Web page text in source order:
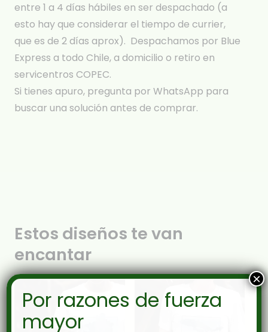
entre 1 a 4 días hábiles en ser despachado (a
esto hay que considerar el tiempo de currier,
que es de 2 días aprox). Despachamos por Blue
Express a todo Chile, a domicilio o retiro en
servicentros COPEC.
Si tienes apuro, pregunta por WhatsApp para
buscar una solución antes de comprar.
Estos diseños te van
encantar
Por razones de fuerza
mayor
×